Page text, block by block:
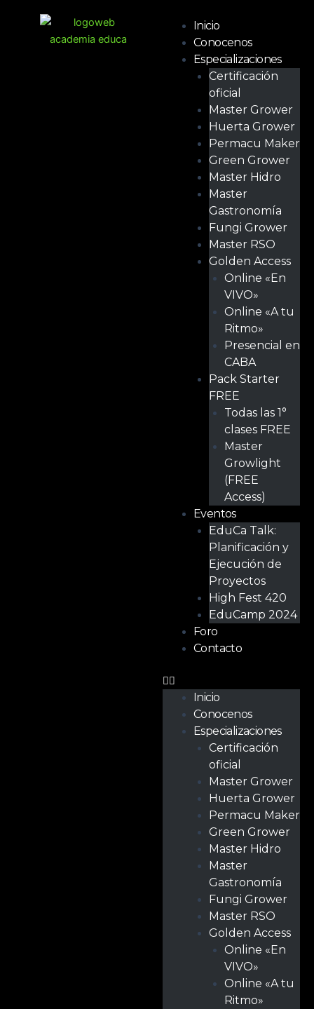
Inicio
Conocenos
Especializaciones
Certificación
oficial
Master Grower
Huerta Grower
Permacu Maker
Green Grower
Master Hidro
Master
Gastronomía
Fungi Grower
Master RSO
Golden Access
Online «En
VIVO»
Online «A tu
Ritmo»
Presencial en
CABA
Pack Starter
FREE
Todas las 1°
clases FREE
Master
Growlight
(FREE
Access)
Eventos
EduCa Talk:
Planificación y
Ejecución de
Proyectos
High Fest 420
EduCamp 2024
Foro
Contacto
Menú
Inicio
Conocenos
Especializaciones
Certificación
oficial
Master Grower
Huerta Grower
Permacu Maker
Green Grower
Master Hidro
Master
Gastronomía
Fungi Grower
Master RSO
Golden Access
Online «En
VIVO»
Online «A tu
Ritmo»